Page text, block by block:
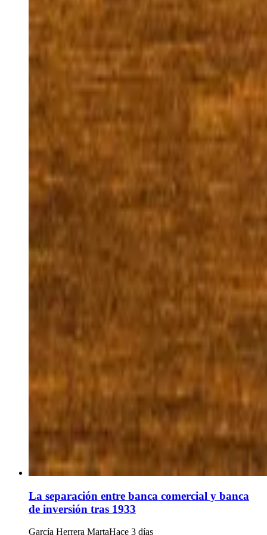
La separación entre banca comercial y banca
de inversión tras 1933
García Herrera MartaHace 3 días